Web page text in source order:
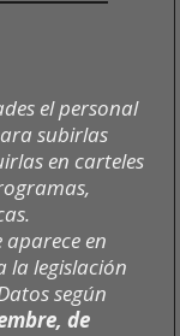
el personal
subirlas
en carteles
en
la legislación
según
de